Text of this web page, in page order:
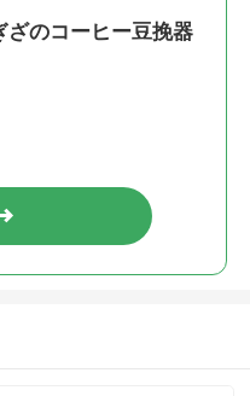
ざのコーヒー豆挽器